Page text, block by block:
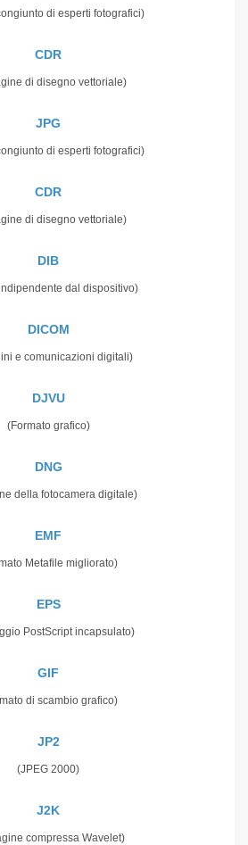
di esperti fotografici)
CDR
di disegno vettoriale)
JPG
di esperti fotografici)
CDR
di disegno vettoriale)
DIB
dal dispositivo)
DICOM
e comunicazioni digitali)
DJVU
(Formato grafico)
DNG
della fotocamera digitale)
EMF
Metafile migliorato)
EPS
PostScript incapsulato)
GIF
di scambio grafico)
JP2
(JPEG 2000)
J2K
compressa Wavelet)